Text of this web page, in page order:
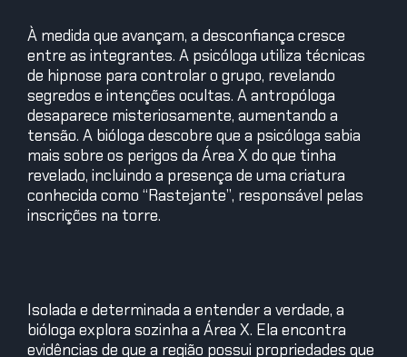
À medida que avançam, a desconfiança cresce
entre as integrantes. A psicóloga utiliza técnicas
de hipnose para controlar o grupo, revelando
segredos e intenções ocultas. A antropóloga
desaparece misteriosamente, aumentando a
tensão. A bióloga descobre que a psicóloga sabia
mais sobre os perigos da Área X do que tinha
revelado, incluindo a presença de uma criatura
conhecida como “Rastejante”, responsável pelas
inscrições na torre.
Isolada e determinada a entender a verdade, a
bióloga explora sozinha a Área X. Ela encontra
evidências de que a região possui propriedades que